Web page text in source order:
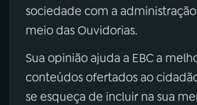
sociedade com a
meio das Ouvidorias.
Sua opinião ajuda a EBC a
conteúdos ofertados ao
se esqueça de incluir na sua